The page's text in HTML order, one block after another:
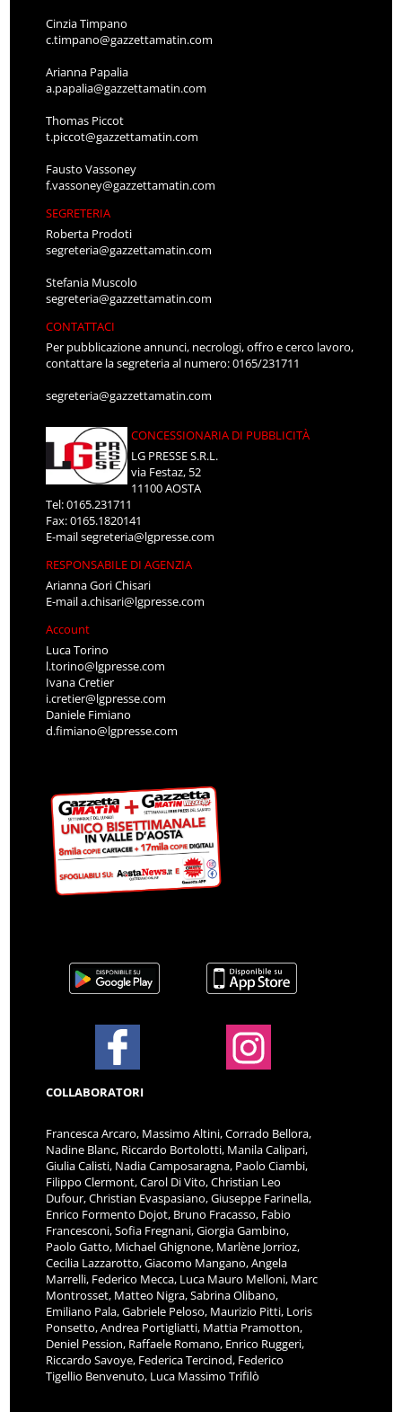
Cinzia Timpano
c.timpano@gazzettamatin.com
Arianna Papalia
a.papalia@gazzettamatin.com
Thomas Piccot
t.piccot@gazzettamatin.com
Fausto Vassoney
f.vassoney@gazzettamatin.com
SEGRETERIA
Roberta Prodoti
segreteria@gazzettamatin.com
Stefania Muscolo
segreteria@gazzettamatin.com
CONTATTACI
Per pubblicazione annunci, necrologi, offro e cerco lavoro,
contattare la segreteria al numero: 0165/231711
segreteria@gazzettamatin.com
CONCESSIONARIA DI PUBBLICITÀ
LG PRESSE S.R.L.
via Festaz, 52
11100 AOSTA
Tel: 0165.231711
Fax: 0165.1820141
E-mailsegreteria@lgpresse.com
RESPONSABILE DI AGENZIA
Arianna Gori Chisari
E-maila.chisari@lgpresse.com
Account
Luca Torino
l.torino@lgpresse.com
Ivana Cretier
i.cretier@lgpresse.com
Daniele Fimiano
d.fimiano@lgpresse.com
COLLABORATORI
Francesca Arcaro, Massimo Altini, Corrado Bellora,
Nadine Blanc, Riccardo Bortolotti, Manila Calipari,
Giulia Calisti, Nadia Camposaragna, Paolo Ciambi,
Filippo Clermont, Carol Di Vito, Christian Leo
Dufour, Christian Evaspasiano, Giuseppe Farinella,
Enrico Formento Dojot, Bruno Fracasso, Fabio
Francesconi, Sofia Fregnani, Giorgia Gambino,
Paolo Gatto, Michael Ghignone, Marlène Jorrioz,
Cecilia Lazzarotto, Giacomo Mangano, Angela
Marrelli, Federico Mecca, Luca Mauro Melloni, Marc
Montrosset, Matteo Nigra, Sabrina Olibano,
Emiliano Pala, Gabriele Peloso, Maurizio Pitti, Loris
Ponsetto, Andrea Portigliatti, Mattia Pramotton,
Deniel Pession, Raffaele Romano, Enrico Ruggeri,
Riccardo Savoye, Federica Tercinod, Federico
Tigellio Benvenuto, Luca Massimo Trifilò